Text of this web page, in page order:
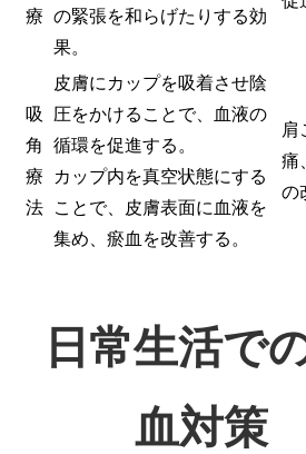
療 の緊張を和らげたりする効
果。
吸
角
療
法
皮膚にカップを吸着させ陰
圧をかけることで、血液の
循環を促進する。
カップ内を真空状態にする
ことで、皮膚表面に血液を
集め、瘀血を改善する。
肩
痛
の
日常生活で
血対策